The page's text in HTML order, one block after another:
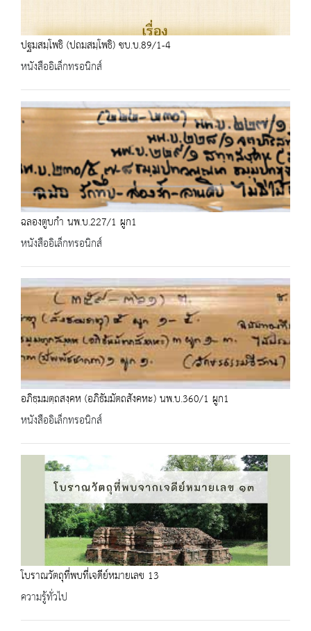
ปฐมสมฺโพธิ (ปถมสมฺโพธิ) ชบ.บ.89/1-4
หนังสืออิเล็กทรอนิกส์
ฉลองตูบกำ นพ.บ.227/1 ผูก1
หนังสืออิเล็กทรอนิกส์
อภิธฺมมตฺถสงฺคห (อภิธัมมัตถสังคหะ) นพ.บ.360/1 ผูก1
หนังสืออิเล็กทรอนิกส์
โบราณวัตถุที่พบที่เจดีย์หมายเลข 13
ความรู้ทั่วไป